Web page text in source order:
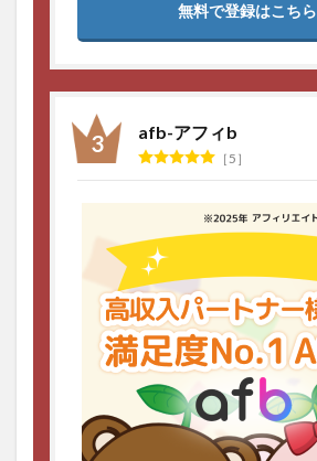
無料で登録はこちら
afb-アフィb
5